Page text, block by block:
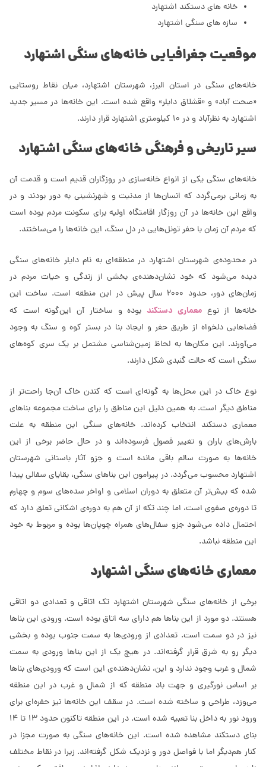
خانه های دستکند اشتهارد
سازه های سنگی اشتهارد
موقعیت جغرافیایی خانه‌های سنگی اشتهارد
خانه‌های سنگی در استان البرز، شهرستان اشتهارد، میان نقاط روستایی
«صحت آباد» و «قشلاق دایلر» واقع شده است. این خانه‌ها در مسیر جدید
اشتهارد به نظرآباد و در 10 کیلومتری اشتهارد قرار دارند.
سیر تاریخی و فرهنگی خانه‌های سنگی اشتهارد
خانه‌های سنگی یکی از انواع خانه‌سازی در روزگاران قدیم است و قدمت آن
به زمانی برمی‌گردد که انسان‌‌ها از مدنیت و شهرنشینی به دور بودند و در
واقع این خانه‌‌ها در آن روزگار اقامتگاه‌‌ اولیه برای سکونت مردم بوده است
که مردم آن زمان با حفر تونل‌هایی در دل سنگ، این خانه‌ها را می‌ساختند.
در محدوده‌ی شهرستان اشتهارد در منطقه‌ای به نام دایلر خانه‌های سنگی
دیده می‌شود که خود نشان‌دهنده‌ی بخشی از زندگی و حیات مردم در
زمان‌های دور، حدود 2000 سال پیش در این منطقه است. ساخت این
خانه‌ها از نوعمعماری دستکندبوده و ساختار آن این‌گونه است که
فضاهایی دلخواه از طریق حفر و ایجاد بنا در بستر کوه و سنگ به وجود
می‌آورند. این مکان‌ها به لحاظ زمین‌‌شناسی مشتمل بر یک سری کوه‌‌های
سنگی است که حالت گنبدی شکل دارند.
نوع خاک در این محل‌ها به‌ گونه‌ای است که کندن خاک آن‌جا راحت‌‌تر از
مناطق دیگر است. به همین دلیل این مناطق را برای ساخت مجموعه بناهای
معماری دستکند انتخاب کرده‌اند. خانه‌های سنگی این منطقه به علت
بارش‌های باران و تغییر فصول فرسوده‌اند و در حال حاضر برخی از این
خانه‌ها به صورت سالم باقی مانده است و جزو آثار باستانی شهرستان
اشتهارد محسوب می‌گردد. در پیرامون این بناهای سنگی، بقایای سفالی پیدا
شده که بیش‌تر آن متعلق به دوران اسلامی و اواخر سده‌های سوم و چهارم
تا دوره‌ی صفوی است، اما چند تکه از آن ‌هم به دوره‌ی اشکانی تعلق دارد که
احتمال داده می‌شود جزو سفال‌‌های همراه چوپان‌‌ها بوده و مربوط به خود
این منطقه نباشد.
معماری خانه‌های سنگی اشتهارد
برخی از خانه‌های سنگی شهرستان اشتهارد تک اتاقی و تعدادی دو اتاقی
هستند. دو مورد از این بناها هم دارای سه اتاق بوده است. ورودی این بناها
نیز در دو سمت است. تعدادی از ورودی‌‌ها به سمت جنوب بوده و بخشی
دیگر رو به شرق قرار گرفته‌اند. در هیچ یک از این بناها ورودی به سمت
شمال و غرب وجود ‌ندارد و این، نشان‌دهنده‌ی این است که ورودی‌‌های بناها
بر اساس نورگیری و جهت باد منطقه که از شمال و غرب در این منطقه
می‌وزد، طراحی و ساخته شده است. در سقف این خانه‌‌ها نیز حفره‌‌ای برای
ورود نور به داخل بنا تعبیه‌ شده است. در این منطقه تاکنون حدود 13 تا 14
بنای دستکند مشاهده شده است. این خانه‌های سنگی به صورت مجزا در
کنار هم‌دیگر اما با فواصل دور و نزدیک شکل گرفته‌اند. زیرا در نقاط مختلف